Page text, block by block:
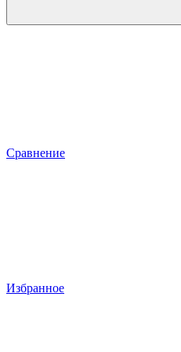
Сравнение
Избранное